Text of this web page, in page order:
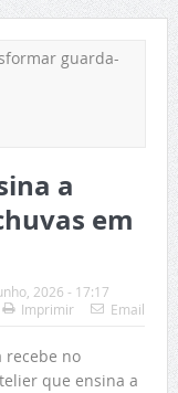
a
em
2026 - 17:17
Imprimir
Email
recebe no
que ensina a